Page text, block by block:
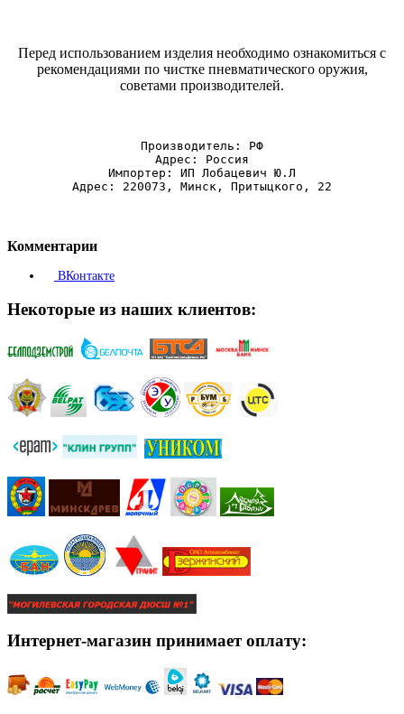
Перед использованием изделия необходимо ознакомиться с
рекомендациями по чистке пневматического оружия,
советами производителей.
Производитель: РФ
Адрес: Россия
Импортер: ИП Лобацевич Ю.Л
Адрес: 220073, Минск, Притыцкого, 22
Комментарии
ВКонтакте
Некоторые из наших клиентов:
Интернет-магазин принимает оплату: